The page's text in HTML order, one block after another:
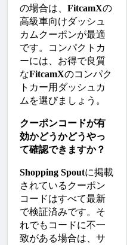
の場合は、 FitcamXの
高級車向けダッシュ
カムクーポンが最適
です。コンパクトカ
ーには、お得で良質
なFitcamXのコンパク
トカー用ダッシュカ
ムを選びましょう。
クーポンコードが有
効かどうかどうやっ
て確認できますか？
Shopping Spoutに掲載
されているクーポン
コードはすべて最新
で検証済みです。そ
れでもコードに不一
致がある場合は、サ